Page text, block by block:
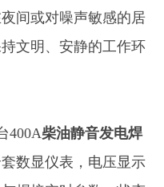
间或对噪声敏感的居
文明、安静的工作环
400A柴油静音发电焊
数显仪表，电压显示